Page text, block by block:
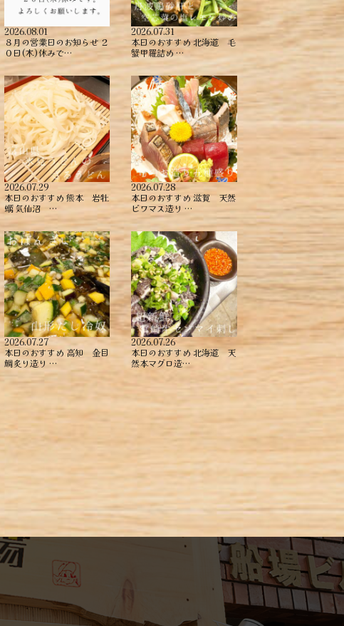
2026.08.01
８月の営業日のお知らせ ２
０日(木)休みで…
2026.07.31
本日のおすすめ ︎北海道 毛
蟹甲羅詰め ︎…
2026.07.29
本日のおすすめ ︎熊本 岩牡
蠣 ︎気仙沼 …
2026.07.28
本日のおすすめ ︎滋賀 天然
ビワマス造り …
2026.07.27
本日のおすすめ ︎高知 金目
鯛炙り造り ︎…
2026.07.26
本日のおすすめ ︎北海道 天
然本マグロ造…